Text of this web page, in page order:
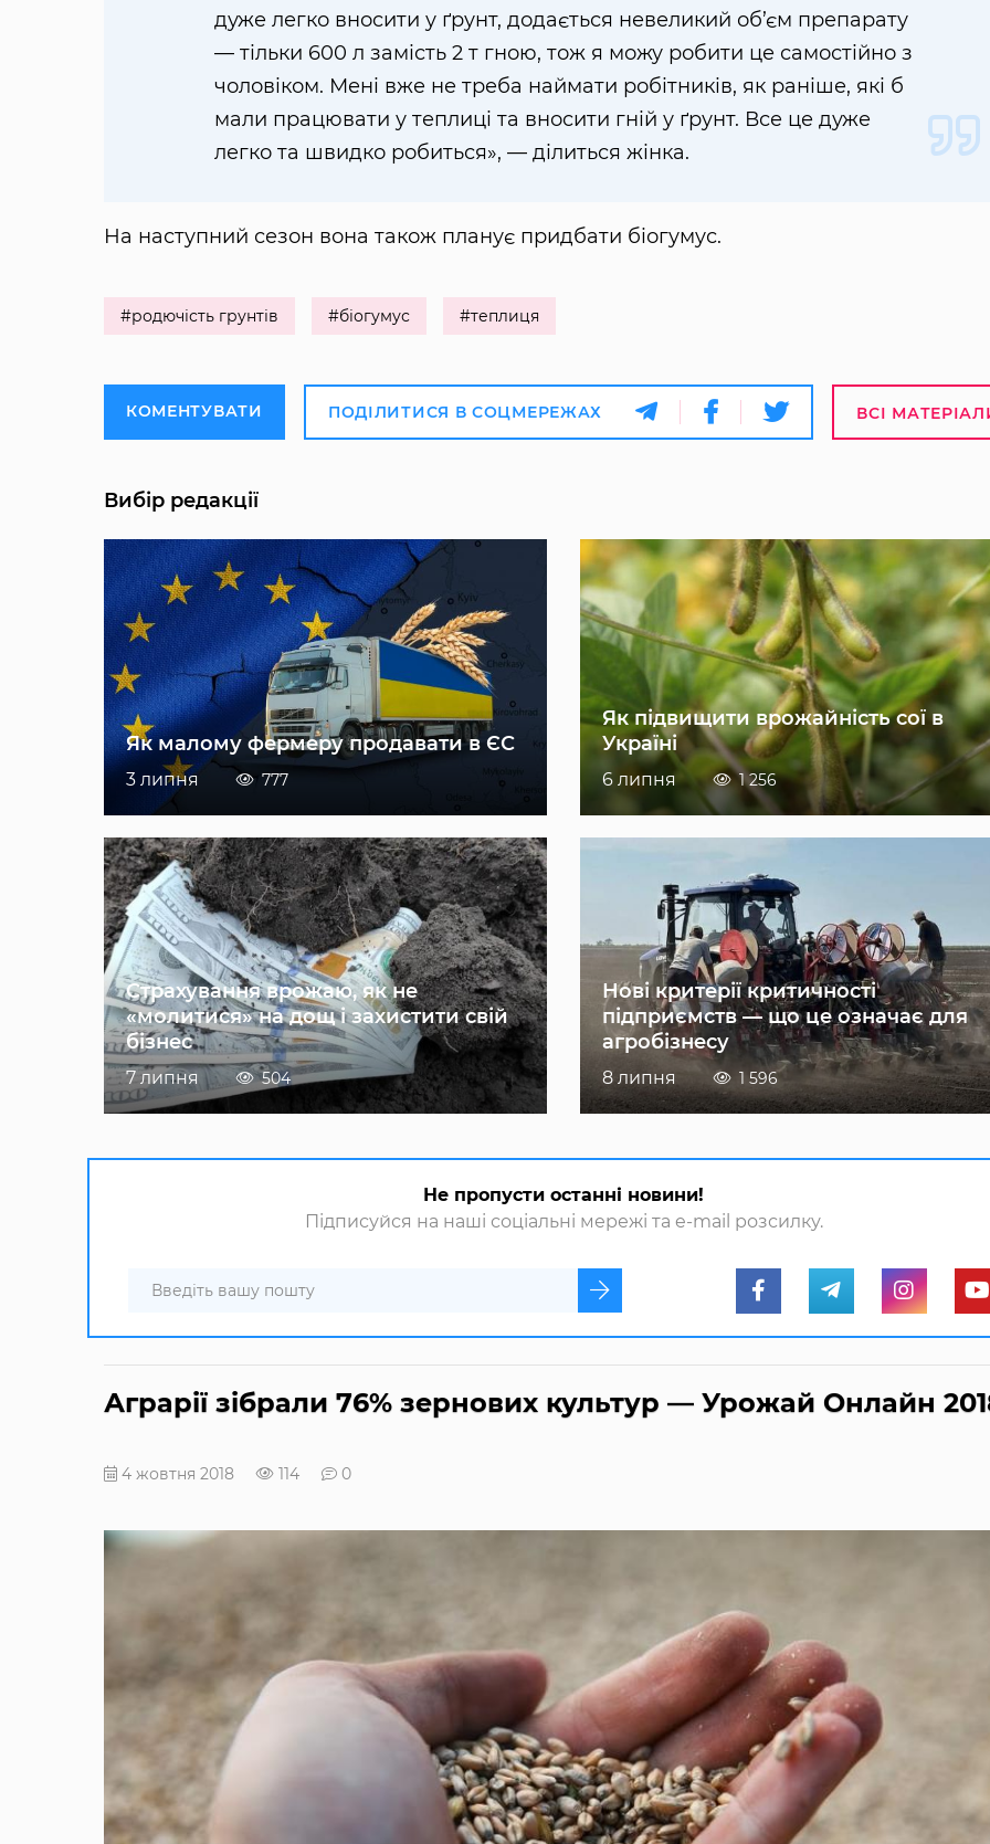
дуже легко вносити у ґрунт, додається невеликий об’єм препарату
— тільки 600 л замість 2 т гною, тож я можу робити це самостійно з
чоловіком. Мені вже не треба наймати робітників, як раніше, які б
мали працювати у теплиці та вносити гній у ґрунт. Все це дуже
легко та швидко робиться», — ділиться жінка.
На наступний сезон вона також планує придбати біогумус.
#родючість грунтів #біогумус #теплиця
КОМЕНТУВАТИ ПОДІЛИТИСЯ В СОЦМЕРЕЖАХ ВСІ
Вибір редакції
Як малому фермеру продавати в ЄС
3 липня 777
Як підвищити врожайність сої в
Україні
6 липня 1 256
Страхування врожаю, як не
«молитися» на дощ і захистити свій
бізнес
7 липня 504
Нові критерії критичності
підприємств — що це означає для
агробізнесу
8 липня 1 596
Не пропусти останні новини!
Підписуйся на наші соціальні мережі та e-mail розсилку.
Аграрії зібрали 76% зернових культур — Урожай Онлайн
4 жовтня 2018 114 0